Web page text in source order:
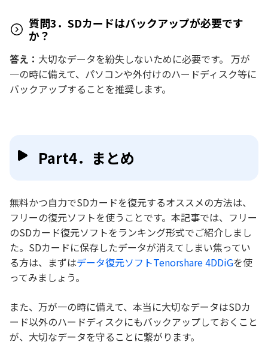
質問3．SDカードはバックアップが必要です
か？
答え： 大切なデータを紛失しないために必要です。 万が
一の時に備えて、パソコンや外付けのハードディスク等に
バックアップすることを推奨します。
Part4．まとめ
無料かつ自力でSDカードを復元するオススメの方法は、
フリーの復元ソフトを使うことです。本記事では、フリー
のSDカード復元ソフトをランキング形式でご紹介しまし
た。SDカードに保存したデータが消えてしまい焦ってい
る方は、まずはデータ復元ソフトTenorshare 4DDiGを使
ってみましょう。
また、万が一の時に備えて、本当に大切なデータはSDカ
ード以外のハードディスクにもバックアップしておくこと
が、大切なデータを守ることに繋がります。